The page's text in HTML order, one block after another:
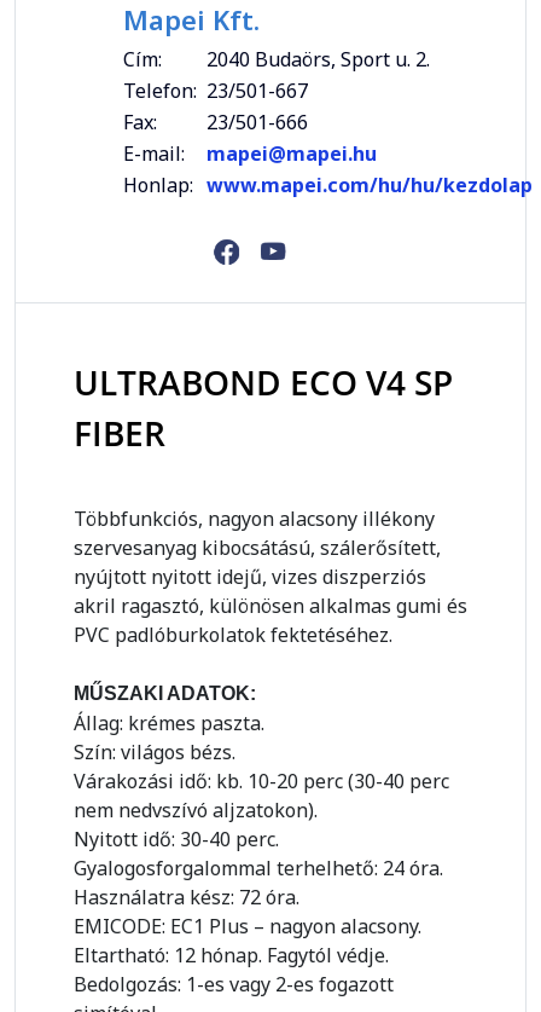
Mapei Kft.
Cím:
2040 Budaörs, Sport u. 2.
Telefon: 23/501-667
Fax:
23/501-666
E-mail:
mapei@mapei.hu
Honlap: www.mapei.com/hu/hu/kezdolap
ULTRABOND ECO V4 SP
FIBER
Többfunkciós, nagyon alacsony illékony
szervesanyag kibocsátású, szálerősített,
nyújtott nyitott idejű, vizes diszperziós
akril ragasztó, különösen alkalmas gumi és
PVC padlóburkolatok fektetéséhez.
MŰSZAKI ADATOK:
Állag: krémes paszta.
Szín: világos bézs.
Várakozási idő: kb. 10-20 perc (30-40 perc
nem nedvszívó aljzatokon).
Nyitott idő: 30-40 perc.
Gyalogosforgalommal terhelhető: 24 óra.
Használatra kész: 72 óra.
EMICODE: EC1 Plus – nagyon alacsony.
Eltartható: 12 hónap. Fagytól védje.
Bedolgozás: 1-es vagy 2-es fogazott